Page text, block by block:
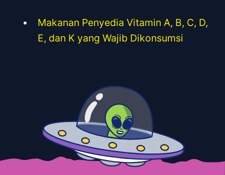
Makanan Penyedia Vitamin A, B, C, D,
E, dan K yang Wajib Dikonsumsi